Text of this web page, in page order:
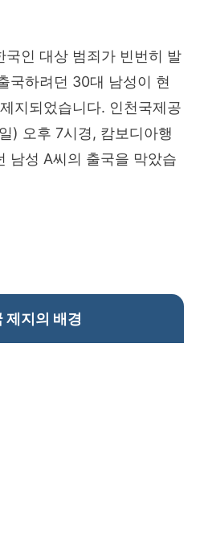
국인 대상 범죄가 빈번히 발
국하려던 30대 남성이 현
지되었습니다. 인천국제공
) 오후 7시경, 캄보디아행
남성 A씨의 출국을 막았습
제지의 배경